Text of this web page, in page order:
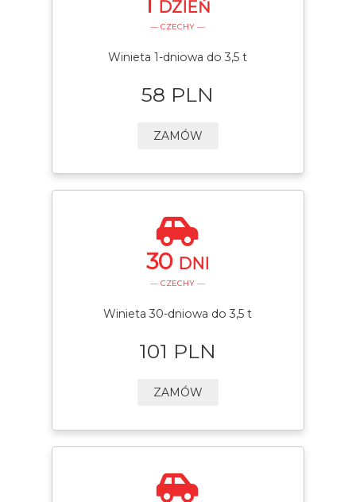
DZIEŃ
— CZECHY —
Winieta 1-dniowa do 3,5 t
58 PLN
ZAMÓW
30 DNI
— CZECHY —
Winieta 30-dniowa do 3,5 t
101 PLN
ZAMÓW